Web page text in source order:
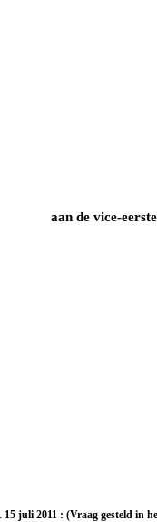
aan de vice-
juli 2011 : (Vraag gesteld in